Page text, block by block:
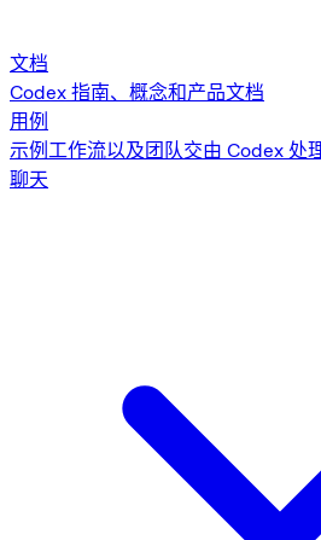
文档
Codex 指南、概念和产品文档
用例
示例工作流以及团队交由 Codex 处
聊天